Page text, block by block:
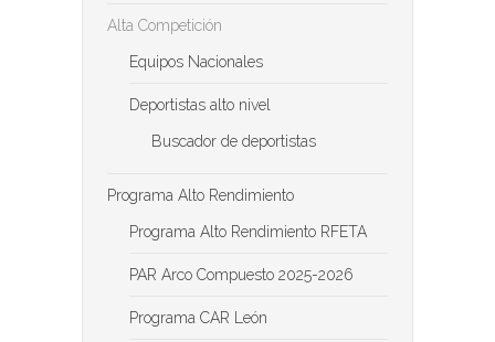
Alta Competición
Equipos Nacionales
Deportistas alto nivel
Buscador de deportistas
Programa Alto Rendimiento
Programa Alto Rendimiento RFETA
PAR Arco Compuesto 2025-2026
Programa CAR León